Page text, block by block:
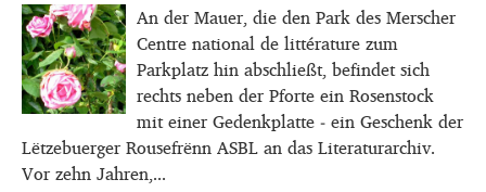
An der Mauer, die den Park des Merscher
Centre national de littérature zum
Parkplatz hin abschließt, befindet sich
rechts neben der Pforte ein Rosenstock
mit einer Gedenkplatte ‒ ein Geschenk der
Lëtzebuerger Rousefrënn ASBL an das Literaturarchiv.
Vor zehn Jahren,...